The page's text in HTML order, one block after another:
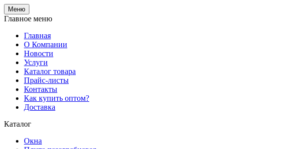
Меню
Главное меню
Главная
О Компании
Новости
Услуги
Каталог товара
Прайс-листы
Контакты
Как купить оптом?
Доставка
Каталог
Окна